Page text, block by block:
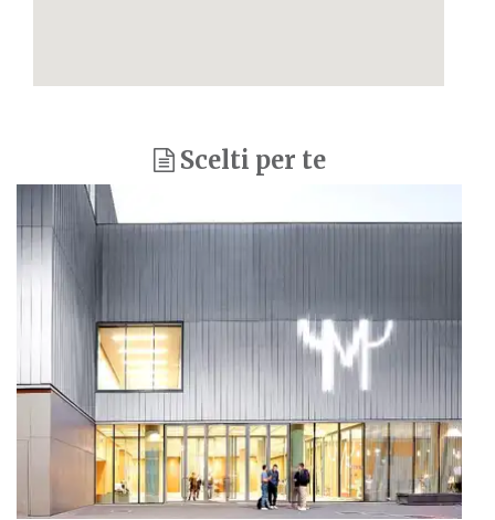
Scelti per te